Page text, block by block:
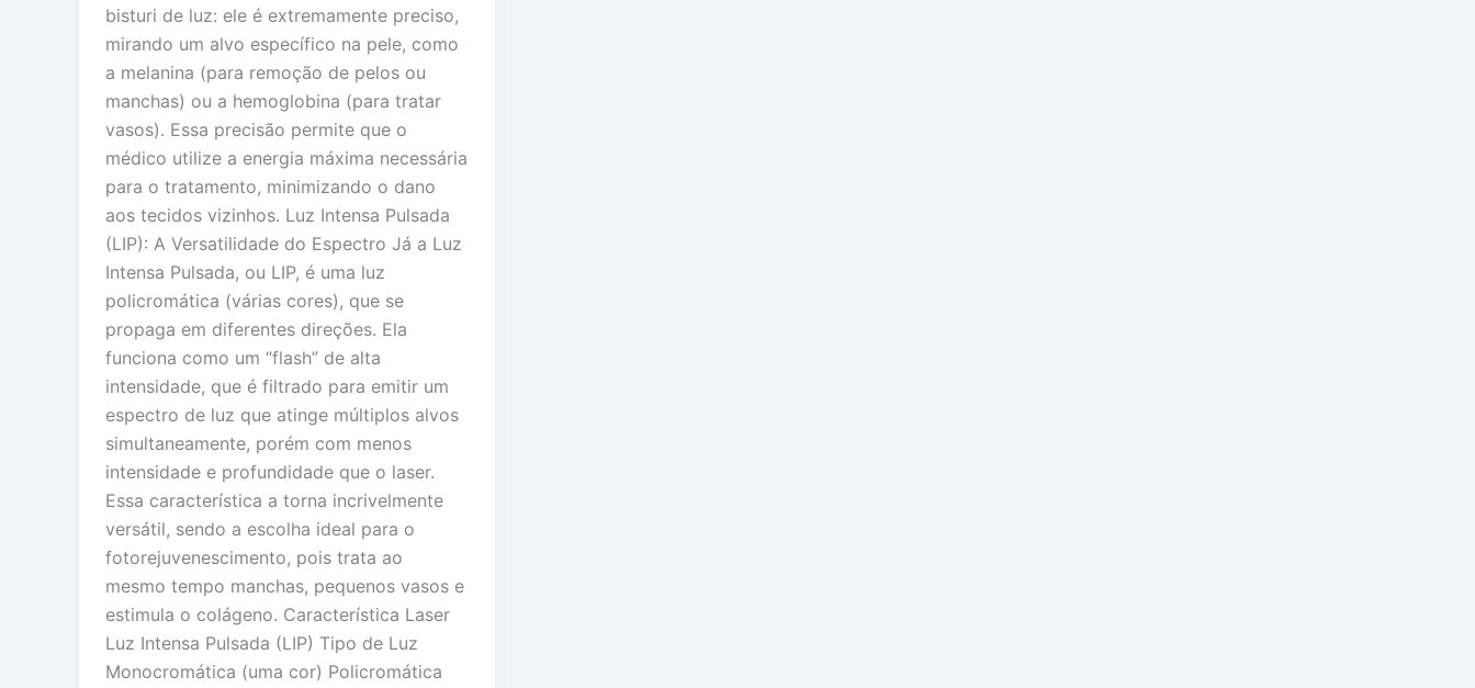
bisturi de luz: ele é extremamente preciso,
mirando um alvo específico na pele, como
a melanina (para remoção de pelos ou
manchas) ou a hemoglobina (para tratar
vasos). Essa precisão permite que o
médico utilize a energia máxima necessária
para o tratamento, minimizando o dano
aos tecidos vizinhos. Luz Intensa Pulsada
(LIP): A Versatilidade do Espectro Já a Luz
Intensa Pulsada, ou LIP, é uma luz
policromática (várias cores), que se
propaga em diferentes direções. Ela
funciona como um “flash” de alta
intensidade, que é filtrado para emitir um
espectro de luz que atinge múltiplos alvos
simultaneamente, porém com menos
intensidade e profundidade que o laser.
Essa característica a torna incrivelmente
versátil, sendo a escolha ideal para o
fotorejuvenescimento, pois trata ao
mesmo tempo manchas, pequenos vasos e
estimula o colágeno. Característica Laser
Luz Intensa Pulsada (LIP) Tipo de Luz
Monocromática (uma cor) Policromática